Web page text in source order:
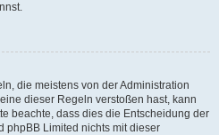
die meistens von der Administration
dieser Regeln verstoßen hast, kann
beachte, dass dies die Entscheidung der
phpBB Limited nichts mit dieser